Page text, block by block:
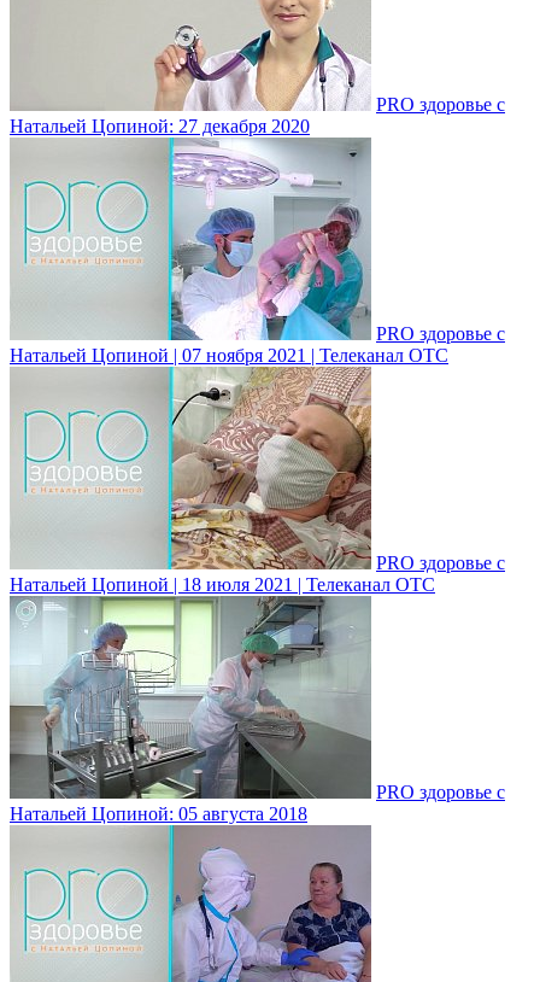
PRO здоровье с
Натальей Цопиной: 27 декабря 2020
PRO здоровье с
Натальей Цопиной | 07 ноября 2021 | Телеканал ОТС
PRO здоровье с
Натальей Цопиной | 18 июля 2021 | Телеканал ОТС
PRO здоровье с
Натальей Цопиной: 05 августа 2018